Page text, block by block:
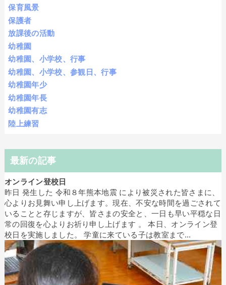
保育風景
保護者
放課後の活動
幼稚園
幼稚園、小学校、行事
幼稚園、小学校、参観日、行事
幼稚園年少
幼稚園年長
幼稚園有志
陸上練習
最新の記事
オンライン登校日
昨日 発生した 令和８年熊本地震 により被災された皆さまに、
心よりお見舞い申し上げます。現在、不安な時間を過ごされて
いることと存じますが、皆さまの安全と、一日も早い平穏な日
常の回復を心よりお祈り申し上げます 。 本日、オンライン登
校日を実施しました。 学童に来ている子は教室まで...